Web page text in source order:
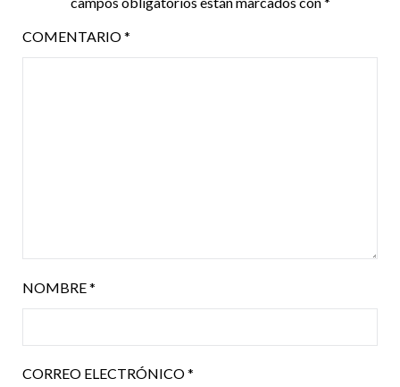
COMENTARIO*
NOMBRE*
CORREO ELECTRÓNICO*